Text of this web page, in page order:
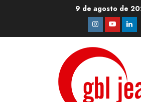
9 de agosto de
Instagram
Youtube